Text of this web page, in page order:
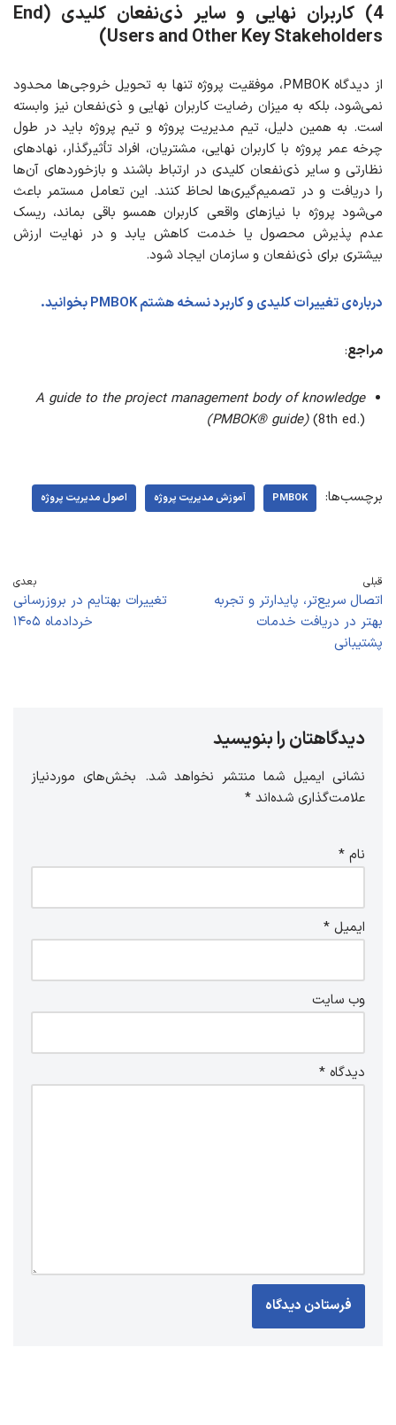
4) کاربران نهایی و سایر ذی‌نفعان کلیدی
(End
Users and Other Key Stakeholders)
از دیدگاه PMBOK، موفقیت پروژه تنها به تحویل خروجی‌ها محدود
نمی‌شود، بلکه به میزان رضایت کاربران نهایی و ذی‌نفعان نیز وابسته
است. به همین دلیل، تیم مدیریت پروژه و تیم پروژه باید در طول
چرخه عمر پروژه با کاربران نهایی، مشتریان، افراد تأثیرگذار، نهادهای
نظارتی و سایر ذی‌نفعان کلیدی در ارتباط باشند و بازخوردهای آن‌ها
را دریافت و در تصمیم‌گیری‌ها لحاظ کنند. این تعامل مستمر باعث
می‌شود پروژه با نیازهای واقعی کاربران همسو باقی بماند، ریسک
عدم پذیرش محصول یا خدمت کاهش یابد و در نهایت ارزش
بیشتری برای ذی‌نفعان و سازمان ایجاد شود.
درباره‌ی تغییرات کلیدی و کاربرد نسخه هشتم PMBOK بخوانید.
مراجع:
A guide to the project management body of knowledge
(PMBOK® guide)(8th ed.)
برچسب‌ها: PMBOK آموزش مدیریت پروژه اصول مدیریت پروژه
قبلی
اتصال سریع‌تر، پایدارتر و تجربه
بهتر در دریافت خدمات
پشتیبانی
بعدی
تغییرات بهتایم در بروزرسانی
خردادماه ۱۴۰۵
دیدگاهتان را بنویسید
نشانی ایمیل شما منتشر نخواهد شد. بخش‌های موردنیاز
علامت‌گذاری شده‌اند *
نام *
ایمیل *
وب‌ سایت
دیدگاه *